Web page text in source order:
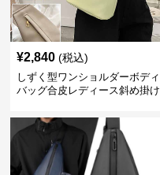
¥2,840 (税込)
しずく型ワンショルダーボディ
バッグ合皮レディース斜め掛け